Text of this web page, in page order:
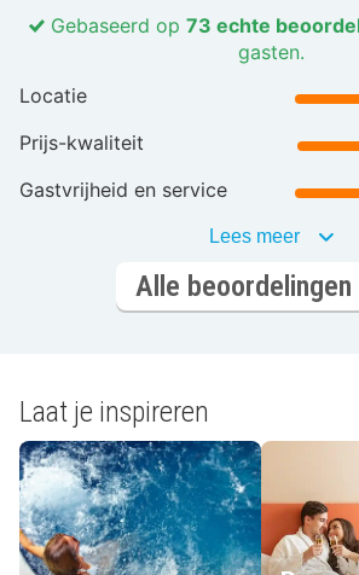
Gebaseerd op 73 echte
gasten.
Locatie
Prijs-kwaliteit
Gastvrijheid en service
Lees meer
Alle
Laat je inspireren